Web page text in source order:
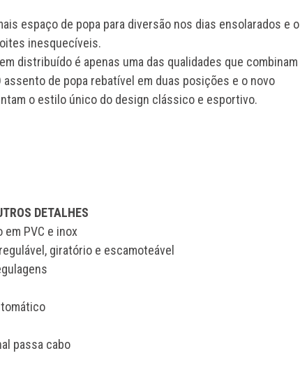
espaço de popa para diversão nos dias ensolarados e o
inesquecíveis.
distribuído é apenas uma das qualidades que combinam
de popa rebatível em duas posições e o novo
o estilo único do design clássico e esportivo.
DETALHES
PVC e inox
giratório e escamoteável
passa cabo